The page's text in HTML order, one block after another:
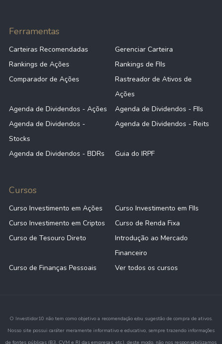
Ferramentas
Carteiras Recomendadas
Gerenciar Carteira
Rankings de Ações
Rankings de FIIs
Comparador de Ações
Rastreador de Ativos de
Ações
Agenda de Dividendos - Ações
Agenda de Dividendos - FIIs
Agenda de Dividendos -
Stocks
Agenda de Dividendos - Reits
Agenda de Dividendos - BDRs Guia do IRPF
Cursos
Curso Investimento em Ações
Curso Investimento em FIIs
Curso Investimento em Criptos
Curso de Renda Fixa
Curso de Tesouro Direto
Introdução ao Mercado
Financeiro
Curso de Finanças Pessoais
Ver todos os cursos
O Investidor10 não tem como objetivo a recomendação e/ou sugestão de compra de ativos.
Nosso site possui caráter meramente informativo e educativo, sempre trazendo informações
de fontes públicas (B3, CVM e RI das empresas, etc.), deste modo, não nos responsabilizamos